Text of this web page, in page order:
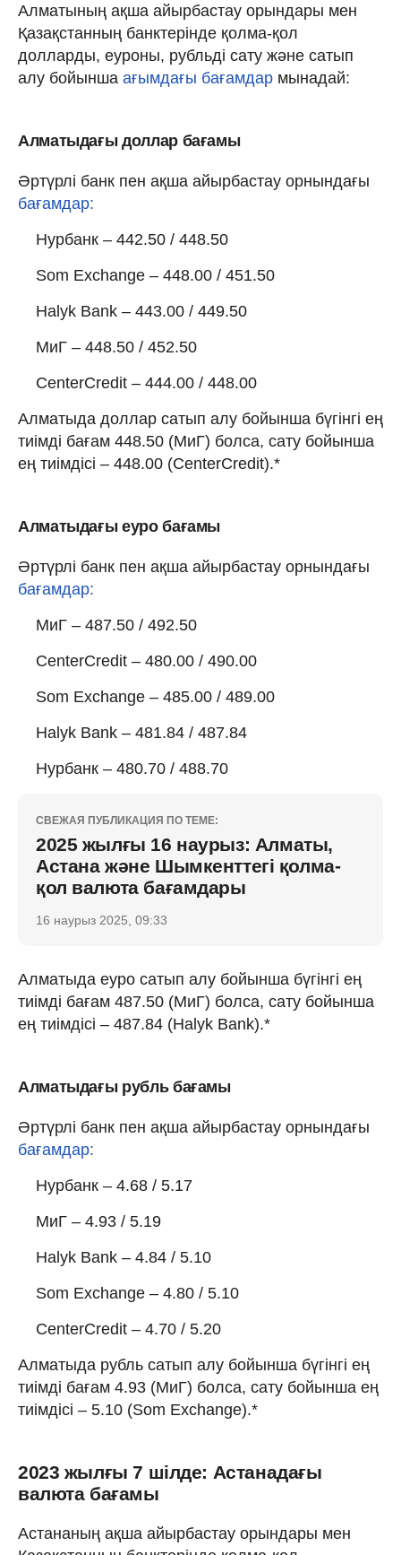
Алматының ақша айырбастау орындары мен
Қазақстанның банктерінде қолма-қол
долларды, еуроны, рубльді сату және сатып
алу бойынша ағымдағы бағамдар мынадай:
Алматыдағы доллар бағамы
Әртүрлі банк пен ақша айырбастау орнындағы
бағамдар:
Нурбанк – 442.50 / 448.50
Som Exchange – 448.00 / 451.50
Halyk Bank – 443.00 / 449.50
МиГ – 448.50 / 452.50
CenterCredit – 444.00 / 448.00
Алматыда доллар сатып алу бойынша бүгінгі ең
тиімді бағам 448.50 (МиГ) болса, сату бойынша
ең тиімдісі – 448.00 (CenterCredit).*
Алматыдағы еуро бағамы
Әртүрлі банк пен ақша айырбастау орнындағы
бағамдар:
МиГ – 487.50 / 492.50
CenterCredit – 480.00 / 490.00
Som Exchange – 485.00 / 489.00
Halyk Bank – 481.84 / 487.84
Нурбанк – 480.70 / 488.70
СВЕЖАЯ ПУБЛИКАЦИЯ ПО ТЕМЕ:
2025 жылғы 16 наурыз: Алматы,
Астана және Шымкенттегі қолма-
қол валюта бағамдары
16 наурыз 2025, 09:33
Алматыда еуро сатып алу бойынша бүгінгі ең
тиімді бағам 487.50 (МиГ) болса, сату бойынша
ең тиімдісі – 487.84 (Halyk Bank).*
Алматыдағы рубль бағамы
Әртүрлі банк пен ақша айырбастау орнындағы
бағамдар:
Нурбанк – 4.68 / 5.17
МиГ – 4.93 / 5.19
Halyk Bank – 4.84 / 5.10
Som Exchange – 4.80 / 5.10
CenterCredit – 4.70 / 5.20
Алматыда рубль сатып алу бойынша бүгінгі ең
тиімді бағам 4.93 (МиГ) болса, сату бойынша ең
тиімдісі – 5.10 (Som Exchange).*
2023 жылғы 7 шілде: Астанадағы
валюта бағамы
Астананың ақша айырбастау орындары мен